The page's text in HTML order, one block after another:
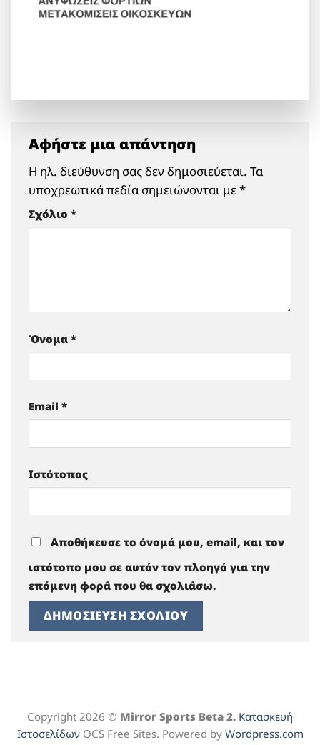
Αφήστε μια απάντηση
Η ηλ. διεύθυνση σας δεν δημοσιεύεται. Τα
υποχρεωτικά πεδία σημειώνονται με*
Σχόλιο *
Όνομα *
Email *
Ιστότοπος
Αποθήκευσε το όνομά μου, email, και τον
ιστότοπο μου σε αυτόν τον πλοηγό για την
επόμενη φορά που θα σχολιάσω.
Copyright 2026 © Mirror Sports Beta 2. Κατασκευή
ΙστοσελίδωνOCS Free Sites. Powered by Wordpress.com